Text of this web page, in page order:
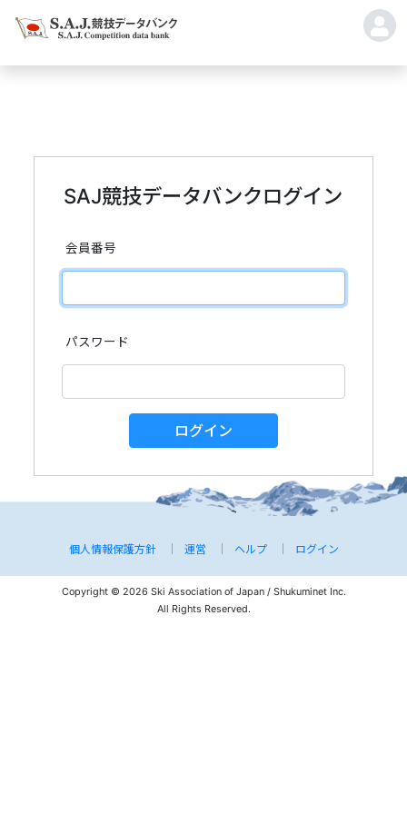
SAJ競技データバンクログイン
会員番号
パスワード
ログイン
個人情報保護方針 運営 ヘルプ ログイン
Copyright © 2026 Ski Association of Japan / Shukuminet Inc.
All Rights Reserved.